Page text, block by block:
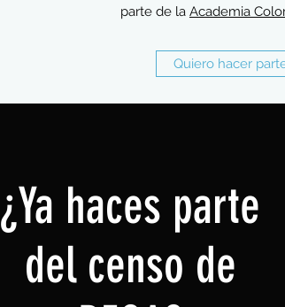
parte de la Academia
Quiero hacer
¿Ya haces parte
del censo de